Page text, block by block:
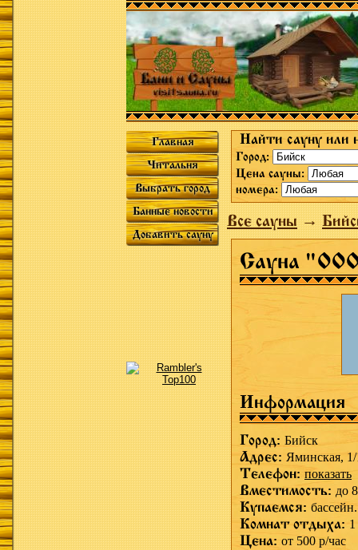
Главная
Читальня
Выбрать город
Банные новости
Добавить сауну
Найти сауну или
Город:
Цена сауны:
номера:
Все сауны→
Сауна
Информация
Город: Бийск
Адрес: Яминская,
Телефон: показать
Вместимость: до
Купаемся: бассейн.
Комнат отдыха: 1
Цена: от 500 р/час